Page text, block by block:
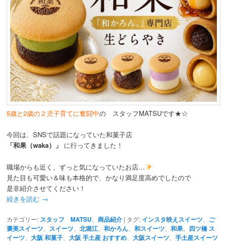
ツ
へ
移
動
へ
移
動
5歳と2歳の２児子育てに奮闘中の スタッフMATSUです★☆
今回は、SNSで話題になっていた和菓子店
「和果（waka）」
に行ってきました！
職場からも近く、ずっと気になっていたお店…
見た目も可愛い＆味も本格的で、かなり満足度高めでしたので
是非紹介させてください！
続きを読む →
カテゴリー: スタッフ MATSU 、商品紹介 | タグ: インスタ映えスイーツ
ご
褒美スイーツ
スイーツ 、北堀江 、和かろん 、和スイーツ 、和果
四ツ橋 ス
イーツ 、大阪 和菓子 、大阪 手土産 おすすめ 、大阪スイーツ 、手土産スイーツ